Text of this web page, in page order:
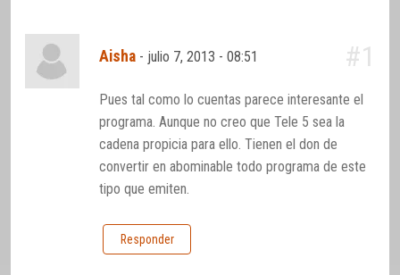
Aisha - julio 7, 2013 - 08:51 #1
Pues tal como lo cuentas parece interesante el
programa. Aunque no creo que Tele 5 sea la
cadena propicia para ello. Tienen el don de
convertir en abominable todo programa de este
tipo que emiten.
Responder